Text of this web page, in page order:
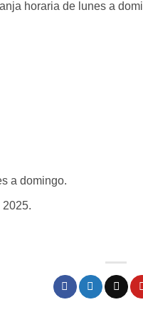
horaria de lunes a
a domingo.